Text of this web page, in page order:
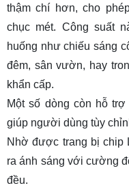
thậm chí hơn, cho
chục mét. Công suất
huống như chiếu sáng
đêm, sân vườn, hay
khẩn cấp.
Một số dòng còn hỗ
giúp người dùng tùy
Nhờ được trang bị chip
ra ánh sáng với cường
đều.